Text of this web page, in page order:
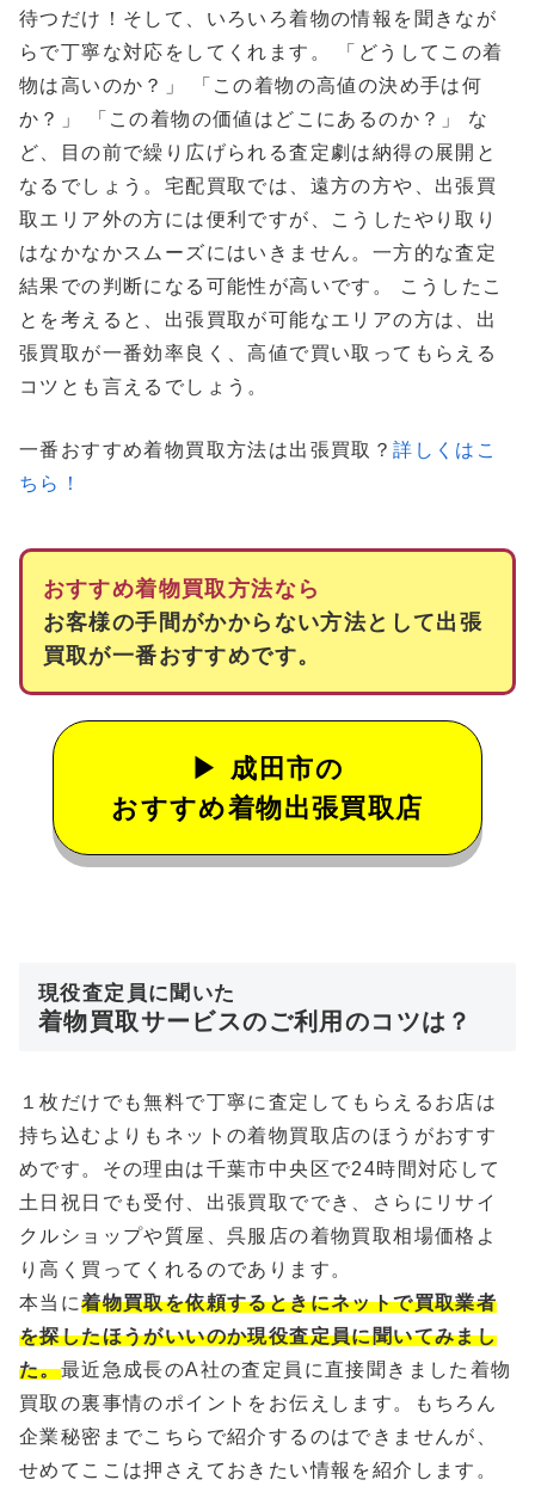
待つだけ！そして、いろいろ着物の情報を聞きなが
らで丁寧な対応をしてくれます。 「どうしてこの着
物は高いのか？」 「この着物の高値の決め手は何
か？」 「この着物の価値はどこにあるのか？」 な
ど、目の前で繰り広げられる査定劇は納得の展開と
なるでしょう。宅配買取では、遠方の方や、出張買
取エリア外の方には便利ですが、こうしたやり取り
はなかなかスムーズにはいきません。一方的な査定
結果での判断になる可能性が高いです。 こうしたこ
とを考えると、出張買取が可能なエリアの方は、出
張買取が一番効率良く、高値で買い取ってもらえる
コツとも言えるでしょう。
一番おすすめ着物買取方法は出張買取？詳しくはこ
ちら！
おすすめ着物買取方法なら
お客様の手間がかからない方法として出張
買取が一番おすすめです。
成田市の
おすすめ着物出張買取店
現役査定員に聞いた
着物買取サービスのご利用のコツは？
１枚だけでも無料で丁寧に査定してもらえるお店は
持ち込むよりもネットの着物買取店のほうがおすす
めです。その理由は千葉市中央区で24時間対応して
土日祝日でも受付、出張買取ででき、さらにリサイ
クルショップや質屋、呉服店の着物買取相場価格よ
り高く買ってくれるのであります。
本当に着物買取を依頼するときにネットで買取業者
を探したほうがいいのか現役査定員に聞いてみまし
た。最近急成長のA社の査定員に直接聞きました着物
買取の裏事情のポイントをお伝えします。もちろん
企業秘密までこちらで紹介するのはできませんが、
せめてここは押さえておきたい情報を紹介します。